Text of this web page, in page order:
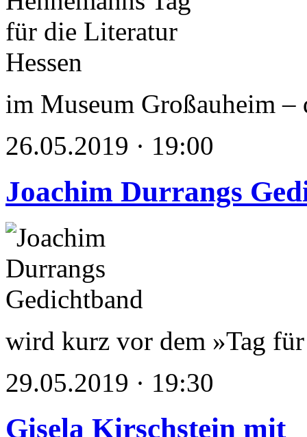
im Museum Großauheim –
26.05.2019 · 19:00
Joachim Durrangs
wird kurz vor dem »Tag
29.05.2019 · 19:30
Gisela Kirschstein mit